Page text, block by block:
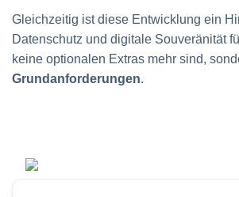
Gleichzeitig ist diese Entwicklung ein
Daten­schutz und digitale Souveränität
keine optionalen Extras mehr sind,
Grundanforderungen.